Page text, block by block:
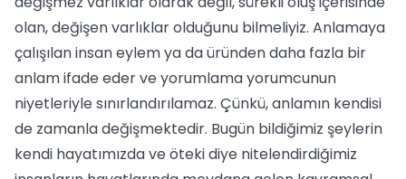
olan, değişen varlıklar olduğunu bilmeliyiz. Anlamaya
çalışılan insan eylem ya da üründen daha fazla bir
anlam ifade eder ve yorumlama yorumcunun
niyetleriyle sınırlandırılamaz. Çünkü, anlamın kendisi
de zamanla değişmektedir. Bugün bildiğimiz şeylerin
kendi hayatımızda ve öteki diye nitelendirdiğimiz